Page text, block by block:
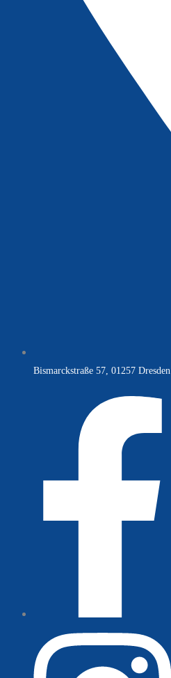
Bismarckstraße 57, 01257 Dresden